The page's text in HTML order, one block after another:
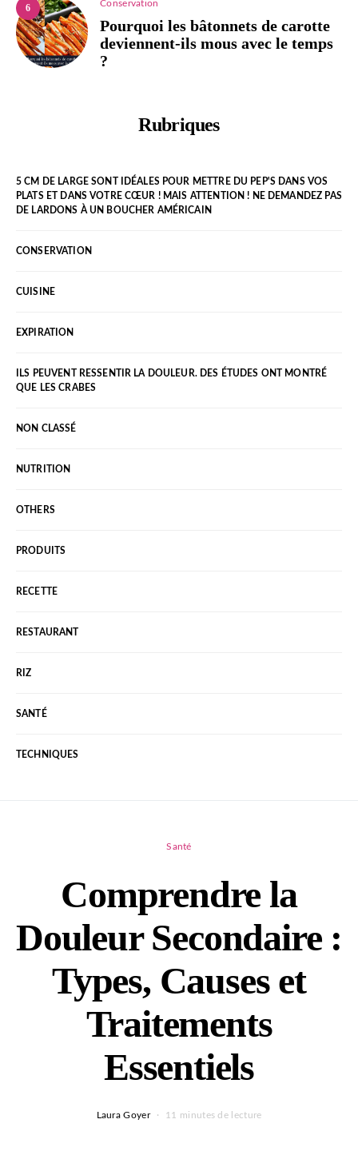
6 Conservation
Pourquoi les bâtonnets de carotte
deviennent-ils mous avec le temps
?
Rubriques
5 CM DE LARGE SONT IDÉALES POUR METTRE DU PEP'S DANS VOS
PLATS ET DANS VOTRE CŒUR ! MAIS ATTENTION ! NE DEMANDEZ PAS
DE LARDONS À UN BOUCHER AMÉRICAIN
CONSERVATION
CUISINE
EXPIRATION
ILS PEUVENT RESSENTIR LA DOULEUR. DES ÉTUDES ONT MONTRÉ
QUE LES CRABES
NON CLASSÉ
NUTRITION
OTHERS
PRODUITS
RECETTE
RESTAURANT
RIZ
SANTÉ
TECHNIQUES
Santé
Comprendre la
Douleur Secondaire :
Types, Causes et
Traitements
Essentiels
Laura Goyer 11 minutes de lecture